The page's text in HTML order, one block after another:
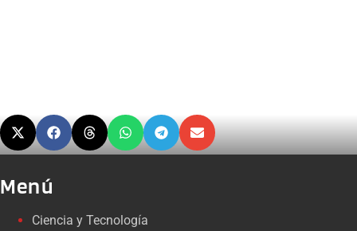
Menú
Ciencia y Tecnología